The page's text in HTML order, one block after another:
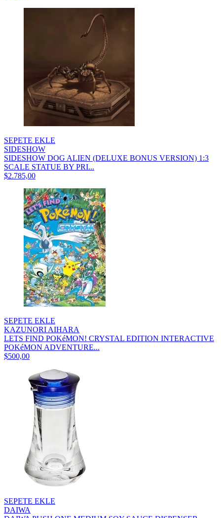
SEPETE EKLE
SIDESHOW
SIDESHOW DOG ALIEN (DELUXE BONUS VERSION) 1:3
SCALE STATUE BY PRI...
$2.785,00
SEPETE EKLE
KAZUNORI AIHARA
LETS FIND POKéMON! CRYSTAL EDITION INTERACTIVE
POKéMON ADVENTURE...
$500,00
SEPETE EKLE
DAIWA